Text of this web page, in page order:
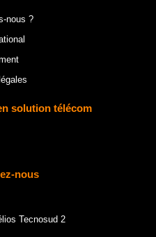
nous ?
solution télécom
nous
Tecnosud 2